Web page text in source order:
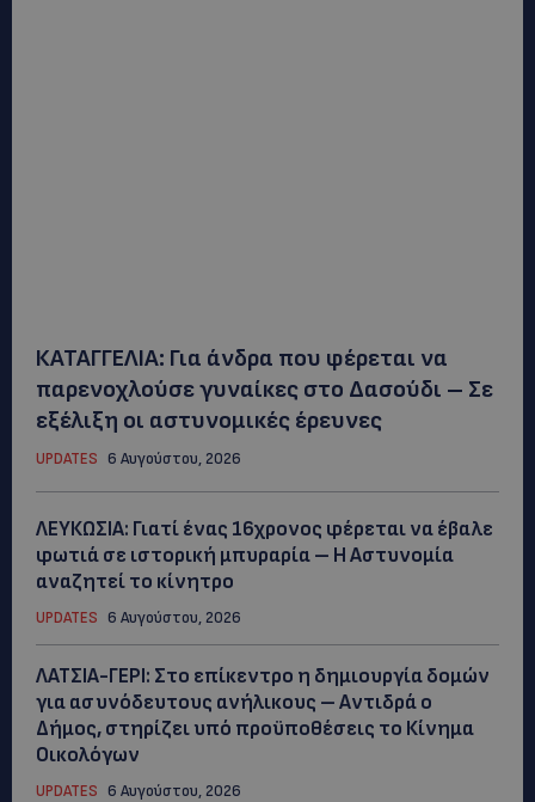
ΚΑΤΑΓΓΕΛΙΑ: Για άνδρα που φέρεται να
παρενοχλούσε γυναίκες στο Δασούδι – Σε
εξέλιξη οι αστυνομικές έρευνες
UPDATES 6 Αυγούστου, 2026
ΛΕΥΚΩΣΙΑ: Γιατί ένας 16χρονος φέρεται να έβαλε
φωτιά σε ιστορική μπυραρία – Η Αστυνομία
αναζητεί το κίνητρο
UPDATES 6 Αυγούστου, 2026
ΛΑΤΣΙΑ-ΓΕΡΙ: Στο επίκεντρο η δημιουργία δομών
για ασυνόδευτους ανήλικους – Αντιδρά ο
Δήμος, στηρίζει υπό προϋποθέσεις το Κίνημα
Οικολόγων
UPDATES 6 Αυγούστου, 2026